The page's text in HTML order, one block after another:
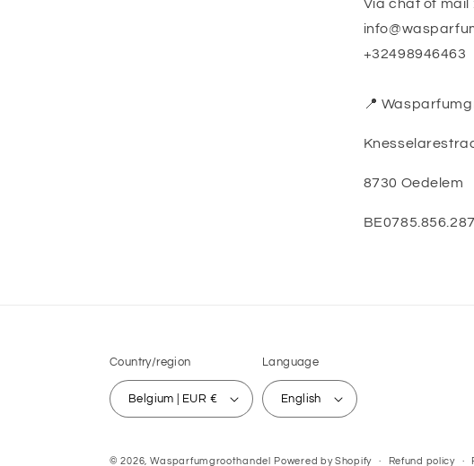
Via chat of mail
+32498946463
📍
8730 Oedelem
BE0785.856.287
Country/region
Belgium | EUR €
Language
English
© 2026, Wasparfumgroothandel Powered by Shopify Refund policy